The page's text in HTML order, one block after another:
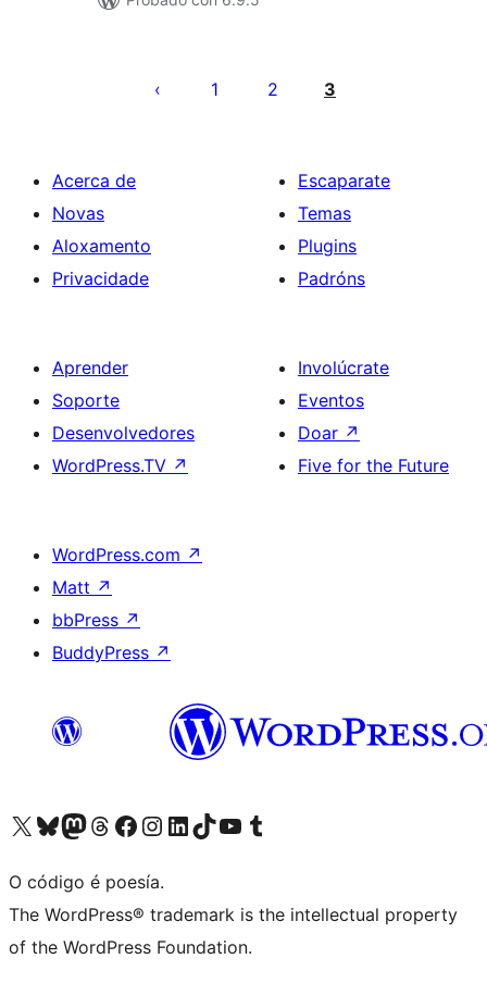
1 2 3
Acerca de
Novas
Aloxamento
Privacidade
Escaparate
Temas
Plugins
Padróns
Aprender
Soporte
Desenvolvedores
WordPress.TV ↗
Involúcrate
Eventos
Doar ↗
Five for the Future
WordPress.com ↗
Matt ↗
bbPress ↗
BuddyPress ↗
Visita la cuenta de X (anteriormente Twitter)
Visita a nosa conta de Bluesky
Visita a nosa conta de Mastodon
Visita a nosa conta de Threads
Visita a nosa páxina de Facebook
Visita a nosa conta de Instagram
Visita a nosa conta de LinkedIn
Visita a nosa conta de TikTok
Visita a nosa canle de YouTube
Visita a nosa conta de Tumblr
O código é poesía.
The WordPress® trademark is the intellectual property
of the WordPress Foundation.